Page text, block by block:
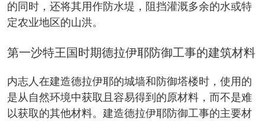
的同时，还将其用作防水堤，阻挡灌溉多余的水或特
定农业地区的山洪。
第一沙特王国时期德拉伊耶防御工事的建筑材料
内志人在建造德拉伊耶的城墙和防御塔楼时，使用的
是从自然环境中获取且容易得到的原材料，而不是难
以获取的其他材料。建造德拉伊耶防御工事的主要材